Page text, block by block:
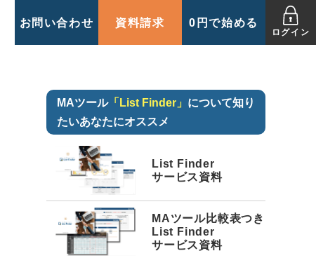
お問い合わせ 資料請求 0円で始める
ログイン
MAツール「List Finder」 について知り
たいあなたにオススメ
List Finder
サービス資料
MAツール比較表つき
List Finder
サービス資料